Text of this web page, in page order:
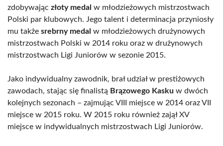
zdobywając złoty medal w młodzieżowych mistrzostwach
Polski par klubowych. Jego talent i determinacja przyniosły
mu także srebrny medal w młodzieżowych drużynowych
mistrzostwach Polski w 2014 roku oraz w drużynowych
mistrzostwach Ligi Juniorów w sezonie 2015.
Jako indywidualny zawodnik, brał udział w prestiżowych
zawodach, stając się finalistą Brązowego Kasku w dwóch
kolejnych sezonach – zajmując VIII miejsce w 2014 oraz VII
miejsce w 2015 roku. W 2015 roku również zajął XV
miejsce w indywidualnych mistrzostwach Ligi Juniorów.